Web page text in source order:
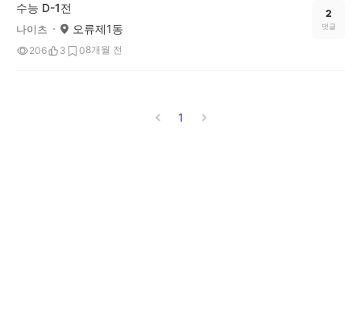
수능 D-1전
나이츠 오류제1동
206 3 08개월 전
2
댓글
1